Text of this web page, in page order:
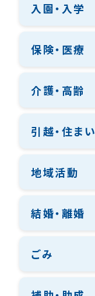
入園・入学
保険・医療
介護・高齢
引越・住まい
地域活動
結婚・離婚
ごみ